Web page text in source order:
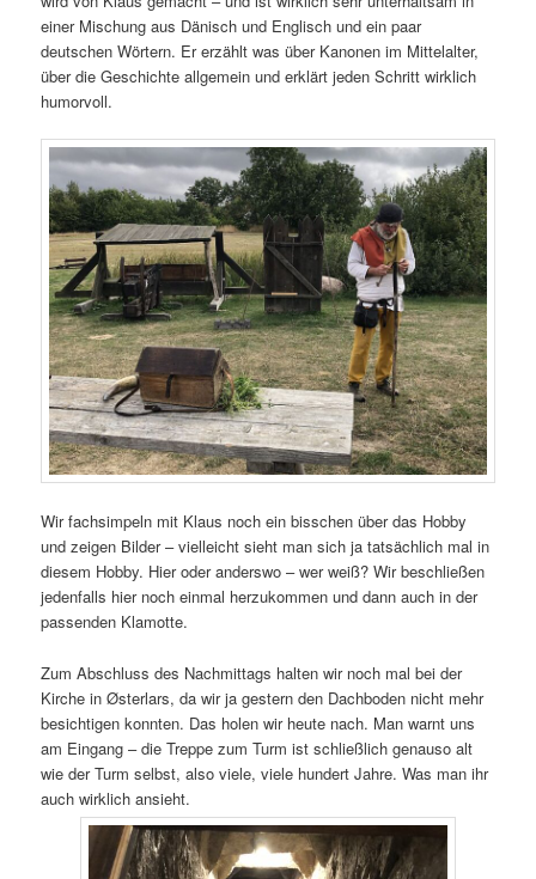
einer Mischung aus Dänisch und Englisch und ein paar
deutschen Wörtern. Er erzählt was über Kanonen im Mittelalter,
über die Geschichte allgemein und erklärt jeden Schritt wirklich
humorvoll.
Wir fachsimpeln mit Klaus noch ein bisschen über das Hobby
und zeigen Bilder – vielleicht sieht man sich ja tatsächlich mal in
diesem Hobby. Hier oder anderswo – wer weiß? Wir beschließen
jedenfalls hier noch einmal herzukommen und dann auch in der
passenden Klamotte.
Zum Abschluss des Nachmittags halten wir noch mal bei der
Kirche in Østerlars, da wir ja gestern den Dachboden nicht mehr
besichtigen konnten. Das holen wir heute nach. Man warnt uns
am Eingang – die Treppe zum Turm ist schließlich genauso alt
wie der Turm selbst, also viele, viele hundert Jahre. Was man ihr
auch wirklich ansieht.